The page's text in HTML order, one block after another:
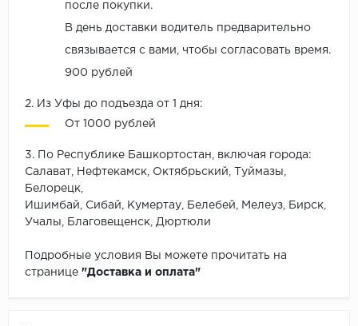
после покупки.
В день доставки водитель предварительно
связывается с вами, чтобы согласовать время.
900 рублей
2. Из Уфы до подъезда от 1 дня:
От 1000 рублей
3. По Республике Башкортостан, включая города:
Салават, Нефтекамск, Октябрьский, Туймазы,
Белорецк,
Ишимбай, Сибай, Кумертау, Белебей, Мелеуз, Бирск,
Учалы, Благовещенск, Дюртюли
Подробные условия Вы можете прочитать на
странице "Доставка и оплата"